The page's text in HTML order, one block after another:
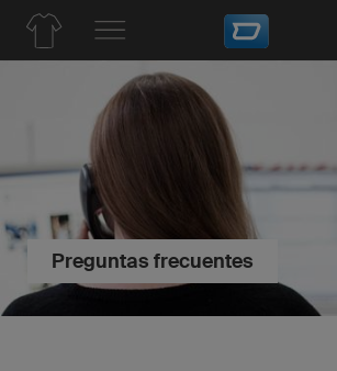
Preguntas frecuentes